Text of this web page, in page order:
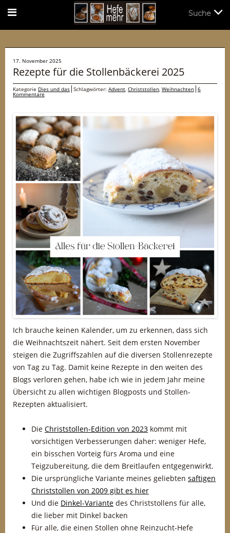
17. November 2025
Rezepte für die Stollenbäckerei 2025
Kategorie Dies und das Schlagwörter: Advent, Christstollen, Weihnachten 6
Kommentare
Ich brauche keinen Kalender, um zu erkennen, dass sich
die Weihnachtszeit nähert. Seit dem ersten November
steigen die Zugriffszahlen auf die diversen Stollenrezepte
von Tag zu Tag. Damit keine Rezepte in den weiten des
Blogs verloren gehen, habe ich wie in jedem Jahr meine
Übersicht zu allen wichtigen Blogposts und Stollen-
Rezepten aktualisiert.
Die Christstollen-Edition von 2023 kommt mit
vorsichtigen Verbesserungen daher: weniger Hefe,
ein bisschen Vorteig fürs Aroma und eine
Teigzubereitung, die dem Breitlaufen entgegenwirkt.
Die ursprüngliche Variante meines geliebten saftigen
Christstollen von 2009 gibt es hier
Und die Dinkel-Variante des Christstollens für alle,
die lieber mit Dinkel backen
Für alle, die einen Stollen ohne Reinzucht-Hefe
Suche
Suche